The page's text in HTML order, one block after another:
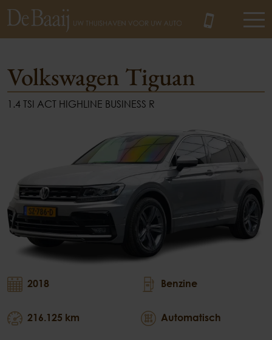
Volkswagen Tiguan
1.4 TSI ACT HIGHLINE BUSINESS R
2018
216.125 km
Benzine
Automatisch